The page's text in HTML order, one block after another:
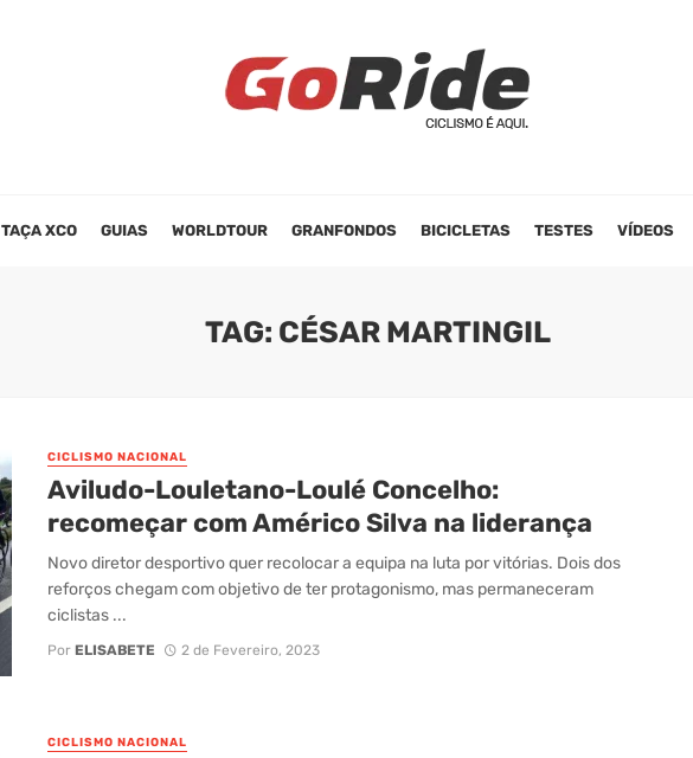
TAÇA XCO GUIAS WORLDTOUR GRANFONDOS BICICLETAS TESTES VÍDEOS
TAG: CÉSAR MARTINGIL
CICLISMO NACIONAL
Aviludo-Louletano-Loulé Concelho:
recomeçar com Américo Silva na liderança
Novo diretor desportivo quer recolocar a equipa na luta por vitórias. Dois dos
reforços chegam com objetivo de ter protagonismo, mas permaneceram
ciclistas ...
Por ELISABETE 2 de Fevereiro, 2023
CICLISMO NACIONAL